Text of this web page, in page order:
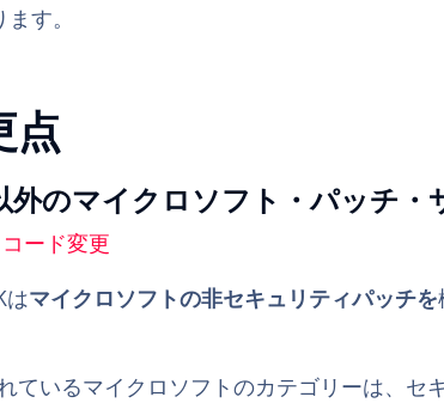
す。
点
外のマイクロソフト・パッチ・
コード変更
はマイクロソフトの非セキュリティパッチを
ているマイクロソフトのカテゴリーは、セ